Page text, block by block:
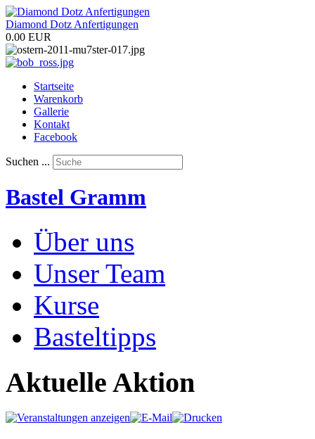
Diamond Dotz Anfertigungen
0.00 EUR
Startseite
Warenkorb
Gallerie
Kontakt
Facebook
Suchen ...
Bastel Gramm
Über uns
Unser Team
Kurse
Basteltipps
Aktuelle Aktion